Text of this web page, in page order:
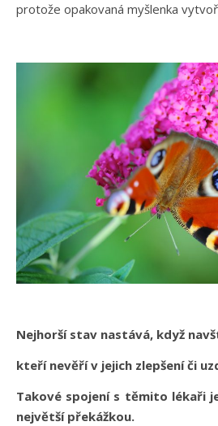
protože opakovaná myšlenka
Nejhorší stav nastává, když
kteří nevěří v jejich zlepšení či
Takové spojení s těmito lékaři
největší překážkou.